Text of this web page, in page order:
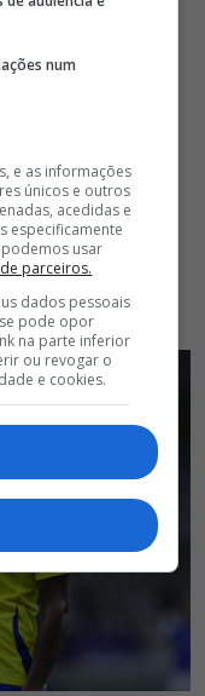
num
e as informações
únicos e outros
acedidas e
especificamente
usar
parceiros.
dados pessoais
pode opor
na parte inferior
ou revogar o
e cookies.